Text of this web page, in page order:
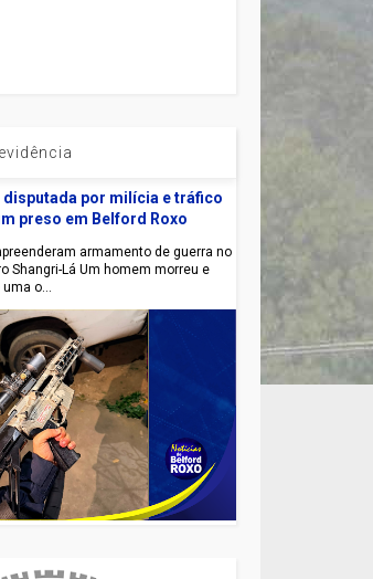
por milícia e tráfico
preso em Belford Roxo
armamento de guerra no
Shangri-Lá Um homem morreu e
o...